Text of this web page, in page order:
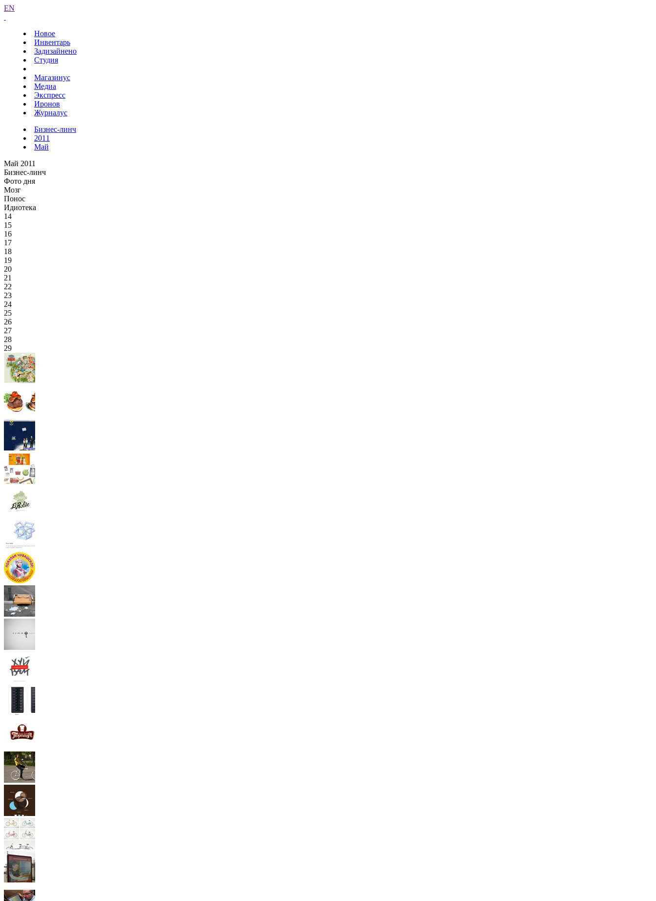
EN
Новое
Инвентарь
Задизайнено
Студия
Магазинус
Медиа
Экспресс
Иронов
Журналус
Бизнес-линч
2011
Май
Май 2011
Бизнес-линч
Фото дня
Мозг
Понос
Идиотека
14
15
16
17
18
19
20
21
22
23
24
25
26
27
28
29